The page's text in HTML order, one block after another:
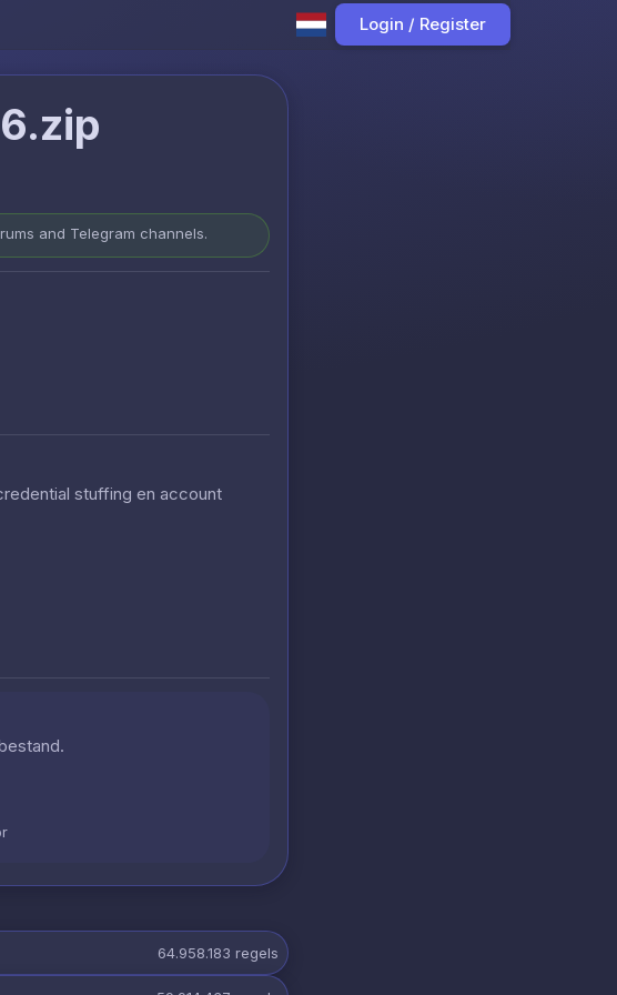
Login / Register
and Telegram channels.
stuffing en account
64.958.183 regels